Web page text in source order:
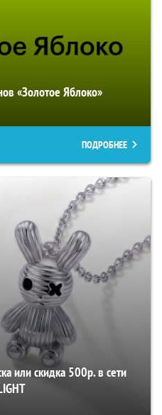
«Золотое Яблоко»
ПОДРОБНЕЕ
или скидка 500р. в сети